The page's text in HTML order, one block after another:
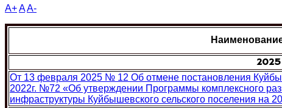
A+AA-
2025
От 13 февраля 2025 № 12 Об отмене постановления
2022г. №72 «Об утверждении Программы комплексного
инфраструктуры Куйбышевского сельского поселения на